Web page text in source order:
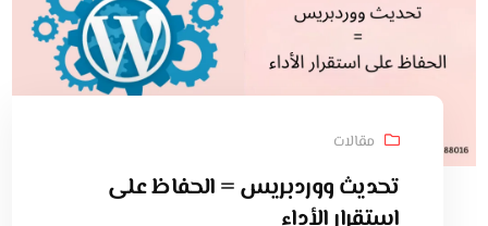
مقالات
تحديث ووردبريس = الحفاظ على